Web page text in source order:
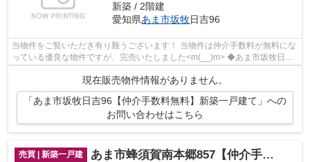
新築 / 2階建
愛知県あま市坂牧日吉96
当物件をご覧いただき有り難うございます！ 当物件は仲介手数料が無料にな
っている優良な物件ですが、完売いたしました<m(__)m> ◆あま市坂牧日吉
でのマイホーム購入で費用を...
現在販売物件情報がありません。
「あま市坂牧日吉96【仲介手数料無料】新築一戸建て」への
お問い合わせはこちら
売買 | 新築一戸建 あま市蜂須賀南本郷857【仲介手数料無料】新築一戸建て